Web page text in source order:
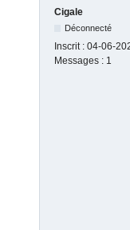
Cigale
Déconnecté
Inscrit : 04-06-
Messages : 1